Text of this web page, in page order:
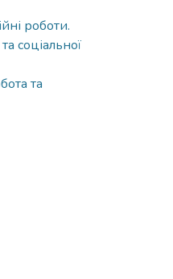
роботи.
соціальної
та